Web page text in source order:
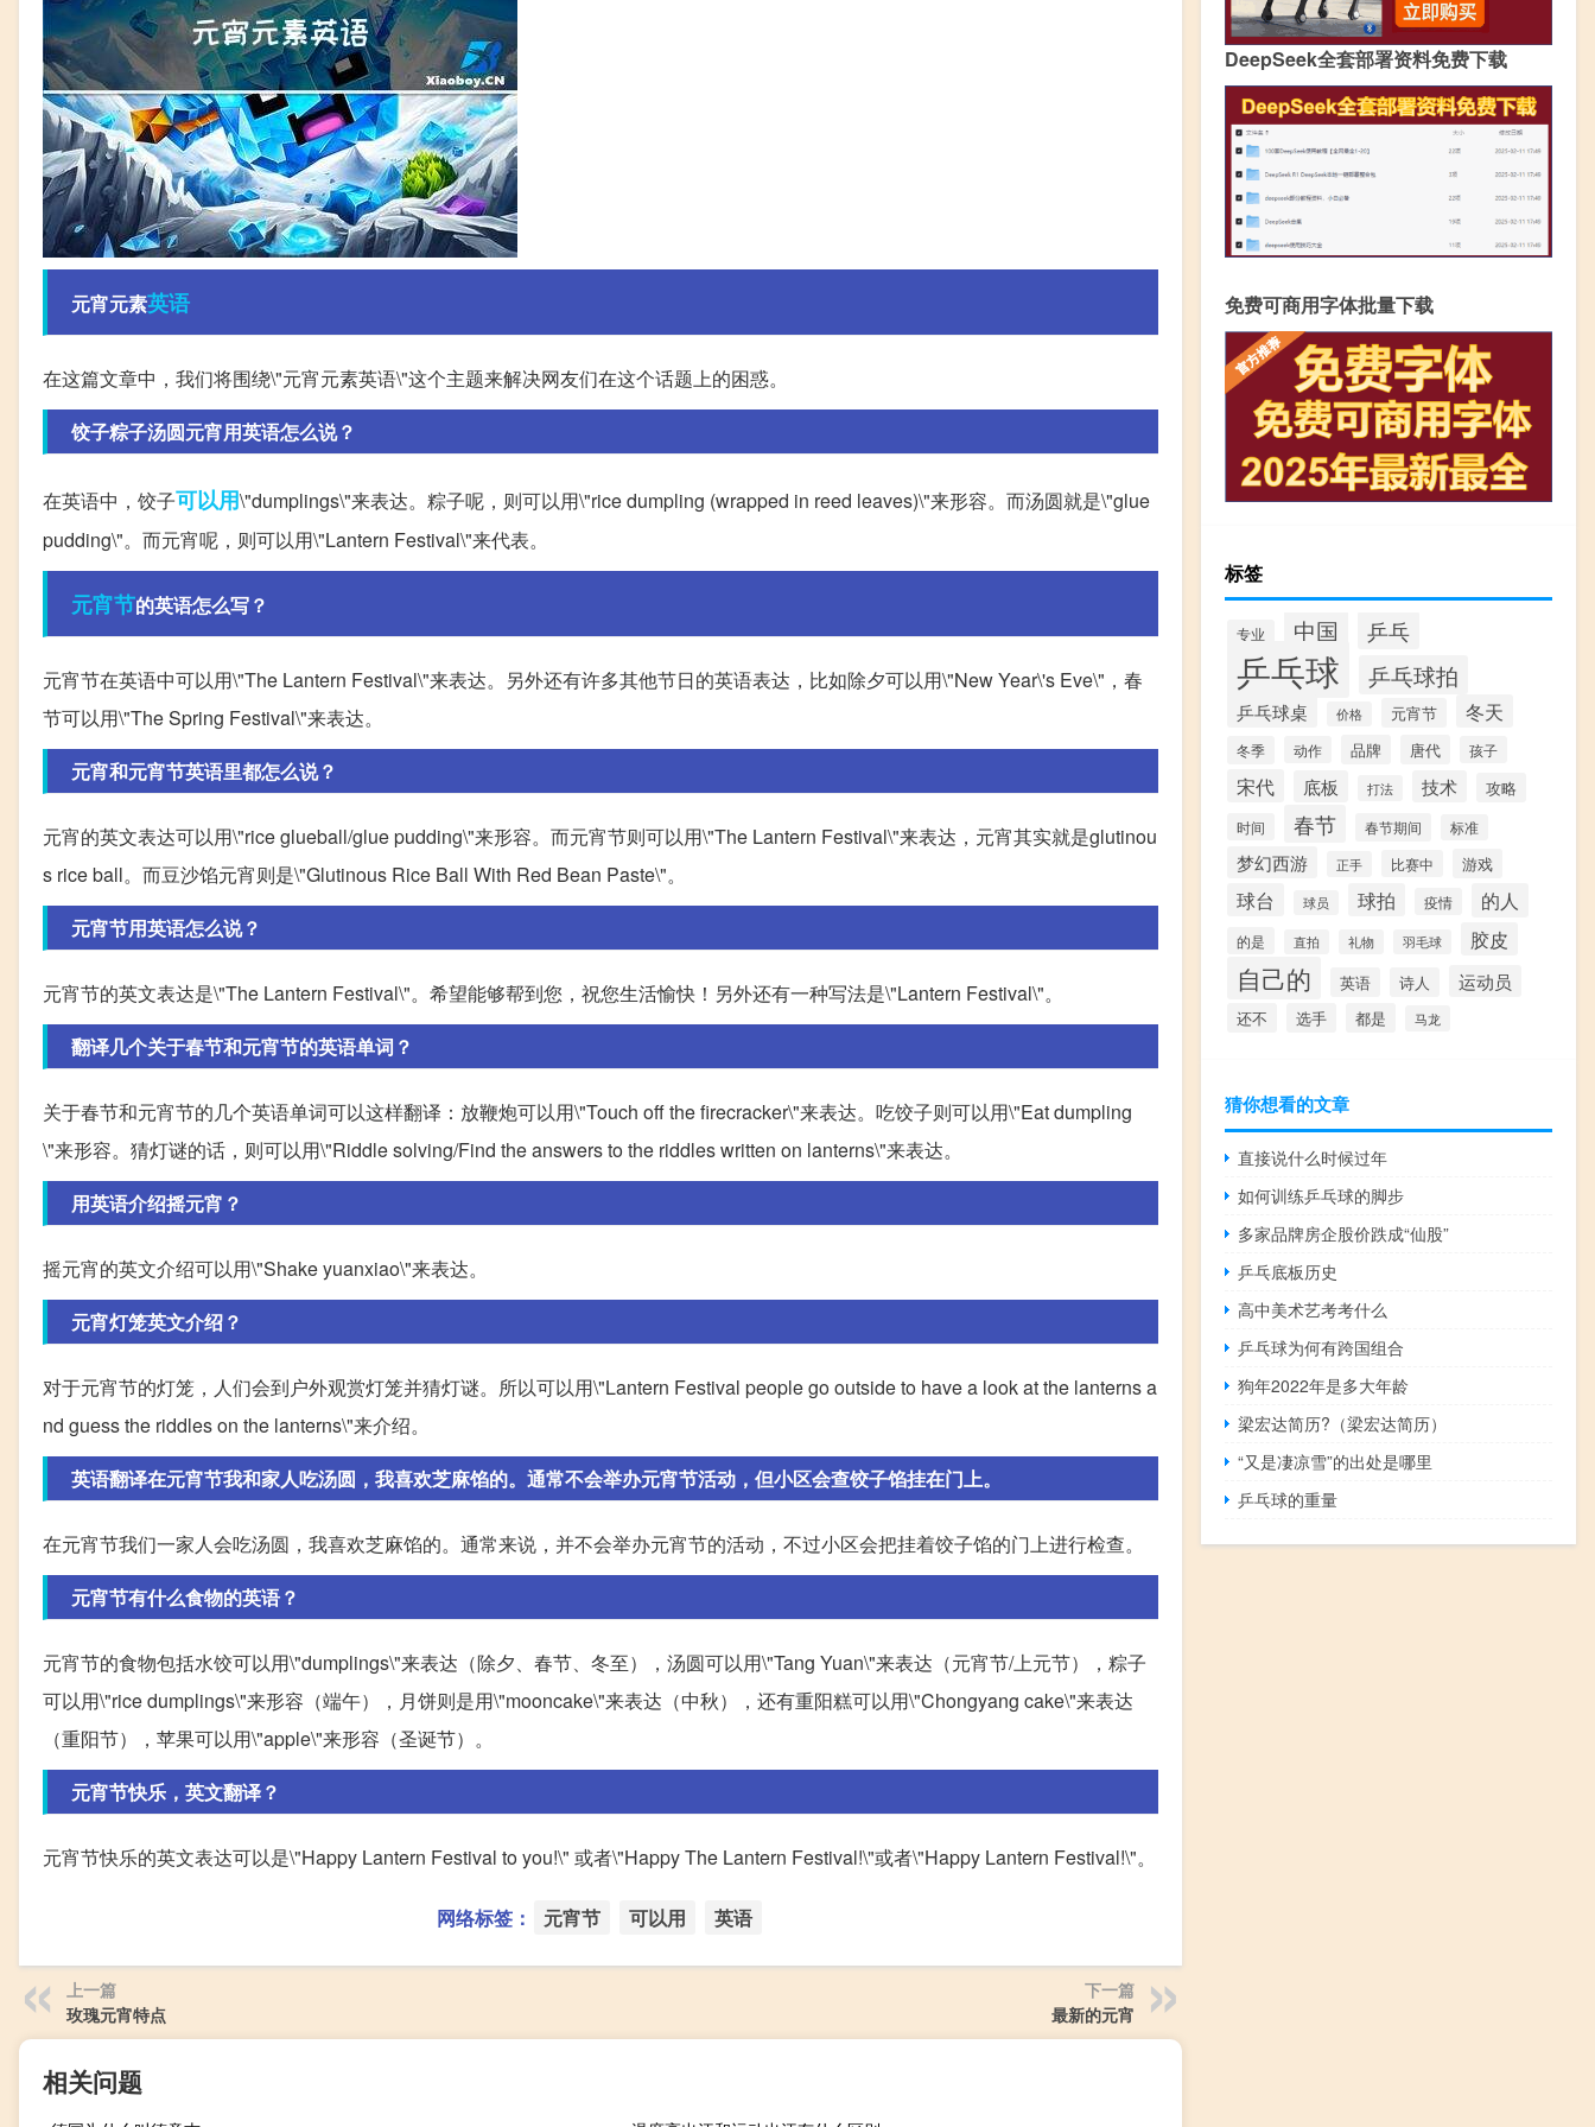
元宵元素英语
在这篇文章中，我们将围绕\"元宵元素英语\"这个主题来解决网友们在这个话题上的困惑。
饺子粽子汤圆元宵用英语怎么说？
在英语中，饺子可以用\"dumplings\"来表达。粽子呢，则可以用\"rice dumpling (wrapped in reed leaves)\"来形容。而汤圆就是\"glue
pudding\"。而元宵呢，则可以用\"Lantern Festival\"来代表。
元宵节的英语怎么写？
元宵节在英语中可以用\"The Lantern Festival\"来表达。另外还有许多其他节日的英语表达，比如除夕可以用\"New Year\'s Eve\"，春
节可以用\"The Spring Festival\"来表达。
元宵和元宵节英语里都怎么说？
元宵的英文表达可以用\"rice glueball/glue pudding\"来形容。而元宵节则可以用\"The Lantern Festival\"来表达，元宵其实就是glutinou
s rice ball。而豆沙馅元宵则是\"Glutinous Rice Ball With Red Bean Paste\"。
元宵节用英语怎么说？
元宵节的英文表达是\"The Lantern Festival\"。希望能够帮到您，祝您生活愉快！另外还有一种写法是\"Lantern Festival\"。
翻译几个关于春节和元宵节的英语单词？
关于春节和元宵节的几个英语单词可以这样翻译：放鞭炮可以用\"Touch off the firecracker\"来表达。吃饺子则可以用\"Eat dumpling
\"来形容。猜灯谜的话，则可以用\"Riddle solving/Find the answers to the riddles written on lanterns\"来表达。
用英语介绍摇元宵？
摇元宵的英文介绍可以用\"Shake yuanxiao\"来表达。
元宵灯笼英文介绍？
对于元宵节的灯笼，人们会到户外观赏灯笼并猜灯谜。所以可以用\"Lantern Festival people go outside to have a look at the lanterns a
nd guess the riddles on the lanterns\"来介绍。
英语翻译在元宵节我和家人吃汤圆，我喜欢芝麻馅的。通常不会举办元宵节活动，但小区会查饺子馅挂在门上。
在元宵节我们一家人会吃汤圆，我喜欢芝麻馅的。通常来说，并不会举办元宵节的活动，不过小区会把挂着饺子馅的门上进行检查。
元宵节有什么食物的英语？
元宵节的食物包括水饺可以用\"dumplings\"来表达（除夕、春节、冬至），汤圆可以用\"Tang Yuan\"来表达（元宵节/上元节），粽子
可以用\"rice dumplings\"来形容（端午），月饼则是用\"mooncake\"来表达（中秋），还有重阳糕可以用\"Chongyang cake\"来表达
（重阳节），苹果可以用\"apple\"来形容（圣诞节）。
元宵节快乐，英文翻译？
元宵节快乐的英文表达可以是\"Happy Lantern Festival to you!\" 或者\"Happy The Lantern Festival!\"或者\"Happy Lantern Festival!\"。
网络标签： 元宵节 可以用 英语
上一篇
玫瑰元宵特点
下一篇
最新的元宵
相关问题
DeepSeek全套部署资料免费下载
免费可商用字体批量下载
标签
专业 中国 乒乓
乒乓球 乒乓球拍
乒乓球桌 价格 元宵节 冬天
冬季 动作 品牌 唐代 孩子
宋代 底板 打法 技术 攻略
时间 春节 春节期间 标准
梦幻西游 正手 比赛中 游戏
球台 球员 球拍 疫情 的人
的是 直拍 礼物 羽毛球 胶皮
自己的 英语 诗人 运动员
还不 选手 都是 马龙
猜你想看的文章
直接说什么时候过年
如何训练乒乓球的脚步
多家品牌房企股价跌成“仙股”
乒乓底板历史
高中美术艺考考什么
乒乓球为何有跨国组合
狗年2022年是多大年龄
梁宏达简历?（梁宏达简历）
“又是凄凉雪”的出处是哪里
乒乓球的重量